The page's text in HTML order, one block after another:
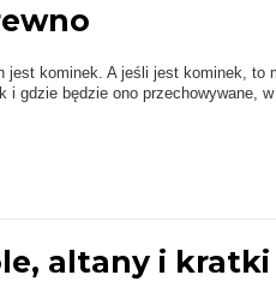
jest kominek. A jeśli jest kominek, to
i gdzie będzie ono przechowywane, w
altany i kratki